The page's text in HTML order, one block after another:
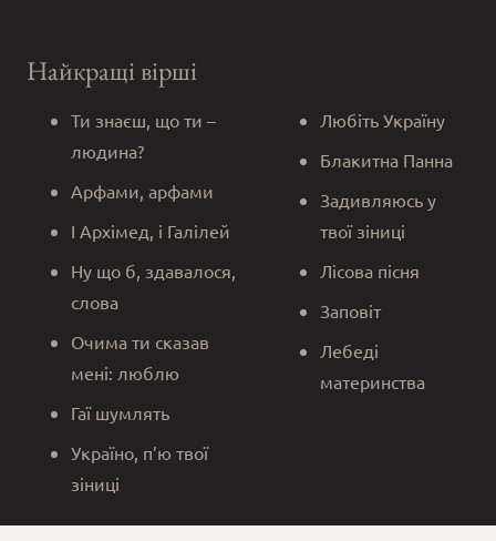
Найкращі вірші
Ти знаєш, що ти –
людина?
Арфами, арфами
І Архімед, і Галілей
Ну що б, здавалося,
слова
Очима ти сказав
мені: люблю
Гаї шумлять
Україно, п’ю твої
зіниці
Любіть Україну
Блакитна Панна
Задивляюсь у
твої зіниці
Лісова пісня
Заповіт
Лебеді
материнства